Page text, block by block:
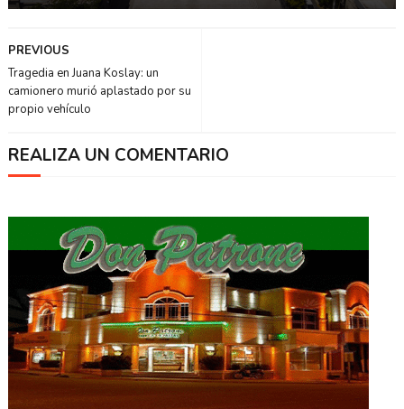
PREVIOUS
Tragedia en Juana Koslay: un
camionero murió aplastado por su
propio vehículo
REALIZA UN COMENTARIO